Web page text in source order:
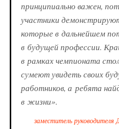
принципиально важен,
участники
которые в дальнейшем
в будущей профессии.
в рамках чемпионата
сумеют увидеть своих
работников, а ребята
в жизни».
заместитель руководителя